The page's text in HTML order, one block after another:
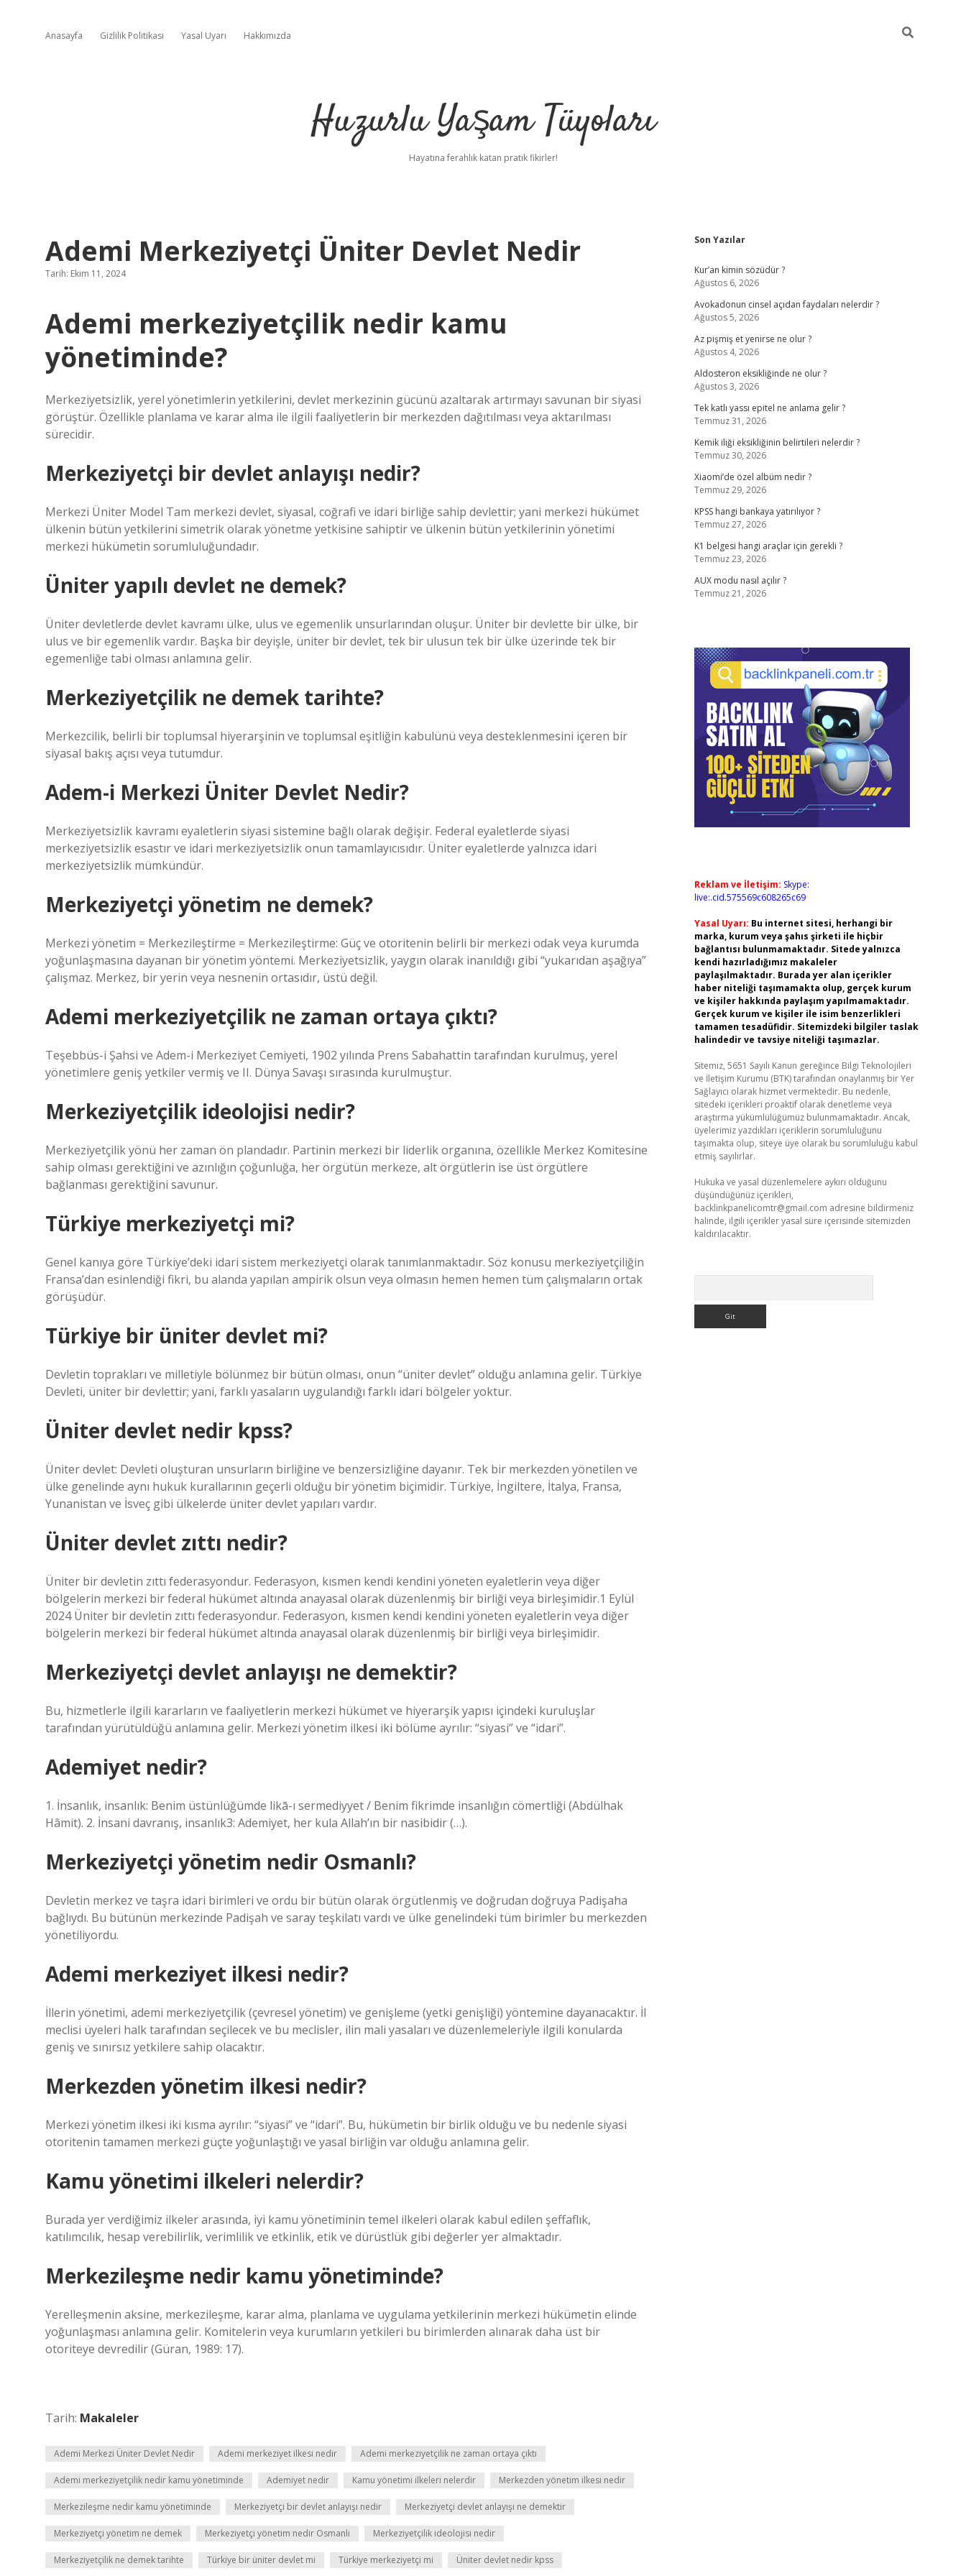
Anasayfa Gizlilik Politikası Yasal Uyarı Hakkımızda
Huzurlu Yaşam Tüyoları
Hayatına ferahlık katan pratik fikirler!
Ademi Merkeziyetçi Üniter Devlet Nedir
Tarih: Ekim 11, 2024
Ademi merkeziyetçilik nedir kamu
yönetiminde?
Merkeziyetsizlik, yerel yönetimlerin yetkilerini, devlet merkezinin gücünü azaltarak artırmayı savunan bir siyasi
görüştür. Özellikle planlama ve karar alma ile ilgili faaliyetlerin bir merkezden dağıtılması veya aktarılması
sürecidir.
Merkeziyetçi bir devlet anlayışı nedir?
Merkezi Üniter Model Tam merkezi devlet, siyasal, coğrafi ve idari birliğe sahip devlettir; yani merkezi hükümet
ülkenin bütün yetkilerini simetrik olarak yönetme yetkisine sahiptir ve ülkenin bütün yetkilerinin yönetimi
merkezi hükümetin sorumluluğundadır.
Üniter yapılı devlet ne demek?
Üniter devletlerde devlet kavramı ülke, ulus ve egemenlik unsurlarından oluşur. Üniter bir devlette bir ülke, bir
ulus ve bir egemenlik vardır. Başka bir deyişle, üniter bir devlet, tek bir ulusun tek bir ülke üzerinde tek bir
egemenliğe tabi olması anlamına gelir.
Merkeziyetçilik ne demek tarihte?
Merkezcilik, belirli bir toplumsal hiyerarşinin ve toplumsal eşitliğin kabulünü veya desteklenmesini içeren bir
siyasal bakış açısı veya tutumdur.
Adem-i Merkezi Üniter Devlet Nedir?
Merkeziyetsizlik kavramı eyaletlerin siyasi sistemine bağlı olarak değişir. Federal eyaletlerde siyasi
merkeziyetsizlik esastır ve idari merkeziyetsizlik onun tamamlayıcısıdır. Üniter eyaletlerde yalnızca idari
merkeziyetsizlik mümkündür.
Merkeziyetçi yönetim ne demek?
Merkezi yönetim = Merkezileştirme = Merkezileştirme: Güç ve otoritenin belirli bir merkezi odak veya kurumda
yoğunlaşmasına dayanan bir yönetim yöntemi. Merkeziyetsizlik, yaygın olarak inanıldığı gibi “yukarıdan aşağıya”
çalışmaz. Merkez, bir yerin veya nesnenin ortasıdır, üstü değil.
Ademi merkeziyetçilik ne zaman ortaya çıktı?
Teşebbüs-i Şahsi ve Adem-i Merkeziyet Cemiyeti, 1902 yılında Prens Sabahattin tarafından kurulmuş, yerel
yönetimlere geniş yetkiler vermiş ve II. Dünya Savaşı sırasında kurulmuştur.
Merkeziyetçilik ideolojisi nedir?
Merkeziyetçilik yönü her zaman ön plandadır. Partinin merkezi bir liderlik organına, özellikle Merkez Komitesine
sahip olması gerektiğini ve azınlığın çoğunluğa, her örgütün merkeze, alt örgütlerin ise üst örgütlere
bağlanması gerektiğini savunur.
Türkiye merkeziyetçi mi?
Genel kanıya göre Türkiye’deki idari sistem merkeziyetçi olarak tanımlanmaktadır. Söz konusu merkeziyetçiliğin
Fransa’dan esinlendiği fikri, bu alanda yapılan ampirik olsun veya olmasın hemen hemen tüm çalışmaların ortak
görüşüdür.
Türkiye bir üniter devlet mi?
Devletin toprakları ve milletiyle bölünmez bir bütün olması, onun “üniter devlet” olduğu anlamına gelir. Türkiye
Devleti, üniter bir devlettir; yani, farklı yasaların uygulandığı farklı idari bölgeler yoktur.
Üniter devlet nedir kpss?
Üniter devlet: Devleti oluşturan unsurların birliğine ve benzersizliğine dayanır. Tek bir merkezden yönetilen ve
ülke genelinde aynı hukuk kurallarının geçerli olduğu bir yönetim biçimidir. Türkiye, İngiltere, İtalya, Fransa,
Yunanistan ve İsveç gibi ülkelerde üniter devlet yapıları vardır.
Üniter devlet zıttı nedir?
Üniter bir devletin zıttı federasyondur. Federasyon, kısmen kendi kendini yöneten eyaletlerin veya diğer
bölgelerin merkezi bir federal hükümet altında anayasal olarak düzenlenmiş bir birliği veya birleşimidir.1 Eylül
2024 Üniter bir devletin zıttı federasyondur. Federasyon, kısmen kendi kendini yöneten eyaletlerin veya diğer
bölgelerin merkezi bir federal hükümet altında anayasal olarak düzenlenmiş bir birliği veya birleşimidir.
Merkeziyetçi devlet anlayışı ne demektir?
Bu, hizmetlerle ilgili kararların ve faaliyetlerin merkezi hükümet ve hiyerarşik yapısı içindeki kuruluşlar
tarafından yürütüldüğü anlamına gelir. Merkezi yönetim ilkesi iki bölüme ayrılır: “siyasi” ve “idari”.
Ademiyet nedir?
1. İnsanlık, insanlık: Benim üstünlüğümde likā-ı sermediyyet / Benim fikrimde insanlığın cömertliği (Abdülhak
Hâmit). 2. İnsani davranış, insanlık3: Ademiyet, her kula Allah’ın bir nasibidir (…).
Merkeziyetçi yönetim nedir Osmanlı?
Devletin merkez ve taşra idari birimleri ve ordu bir bütün olarak örgütlenmiş ve doğrudan doğruya Padişaha
bağlıydı. Bu bütünün merkezinde Padişah ve saray teşkilatı vardı ve ülke genelindeki tüm birimler bu merkezden
yönetiliyordu.
Ademi merkeziyet ilkesi nedir?
İllerin yönetimi, ademi merkeziyetçilik (çevresel yönetim) ve genişleme (yetki genişliği) yöntemine dayanacaktır. İl
meclisi üyeleri halk tarafından seçilecek ve bu meclisler, ilin mali yasaları ve düzenlemeleriyle ilgili konularda
geniş ve sınırsız yetkilere sahip olacaktır.
Merkezden yönetim ilkesi nedir?
Merkezi yönetim ilkesi iki kısma ayrılır: “siyasi” ve “idari”. Bu, hükümetin bir birlik olduğu ve bu nedenle siyasi
otoritenin tamamen merkezi güçte yoğunlaştığı ve yasal birliğin var olduğu anlamına gelir.
Kamu yönetimi ilkeleri nelerdir?
Burada yer verdiğimiz ilkeler arasında, iyi kamu yönetiminin temel ilkeleri olarak kabul edilen şeffaflık,
katılımcılık, hesap verebilirlik, verimlilik ve etkinlik, etik ve dürüstlük gibi değerler yer almaktadır.
Merkezileşme nedir kamu yönetiminde?
Yerelleşmenin aksine, merkezileşme, karar alma, planlama ve uygulama yetkilerinin merkezi hükümetin elinde
yoğunlaşması anlamına gelir. Komitelerin veya kurumların yetkileri bu birimlerden alınarak daha üst bir
otoriteye devredilir (Güran, 1989: 17).
Tarih: Makaleler
Ademi Merkezi Üniter Devlet Nedir Ademi merkeziyet ilkesi nedir Ademi merkeziyetçilik ne zaman ortaya çıktı
Ademi merkeziyetçilik nedir kamu yönetiminde Ademiyet nedir Kamu yönetimi ilkeleri nelerdir Merkezden yönetim ilkesi nedir
Merkezileşme nedir kamu yönetiminde Merkeziyetçi bir devlet anlayışı nedir Merkeziyetçi devlet anlayışı ne demektir
Merkeziyetçi yönetim ne demek Merkeziyetçi yönetim nedir Osmanlı Merkeziyetçilik ideolojisi nedir
Merkeziyetçilik ne demek tarihte Türkiye bir üniter devlet mi Türkiye merkeziyetçi mi Üniter devlet nedir kpss
Sidebar
Son Yazılar
Kur’an kimin sözüdür ?
Ağustos 6, 2026
Avokadonun cinsel açıdan faydaları nelerdir ?
Ağustos 5, 2026
Az pişmiş et yenirse ne olur ?
Ağustos 4, 2026
Aldosteron eksikliğinde ne olur ?
Ağustos 3, 2026
Tek katlı yassı epitel ne anlama gelir ?
Temmuz 31, 2026
Kemik iliği eksikliğinin belirtileri nelerdir ?
Temmuz 30, 2026
Xiaomi’de özel albüm nedir ?
Temmuz 29, 2026
KPSS hangi bankaya yatırılıyor ?
Temmuz 27, 2026
K1 belgesi hangi araçlar için gerekli ?
Temmuz 23, 2026
AUX modu nasıl açılır ?
Temmuz 21, 2026
Reklam ve İletişim: Skype:
live:.cid.575569c608265c69
Yasal Uyarı: Bu internet sitesi, herhangi bir
marka, kurum veya şahıs şirketi ile hiçbir
bağlantısı bulunmamaktadır. Sitede yalnızca
kendi hazırladığımız makaleler
paylaşılmaktadır. Burada yer alan içerikler
haber niteliği taşımamakta olup, gerçek kurum
ve kişiler hakkında paylaşım yapılmamaktadır.
Gerçek kurum ve kişiler ile isim benzerlikleri
tamamen tesadüfidir. Sitemizdeki bilgiler taslak
halindedir ve tavsiye niteliği taşımazlar.
Sitemiz, 5651 Sayılı Kanun gereğince Bilgi Teknolojileri
ve İletişim Kurumu (BTK) tarafından onaylanmış bir Yer
Sağlayıcı olarak hizmet vermektedir. Bu nedenle,
sitedeki içerikleri proaktif olarak denetleme veya
araştırma yükümlülüğümüz bulunmamaktadır. Ancak,
üyelerimiz yazdıkları içeriklerin sorumluluğunu
taşımakta olup, siteye üye olarak bu sorumluluğu kabul
etmiş sayılırlar.
Hukuka ve yasal düzenlemelere aykırı olduğunu
düşündüğünüz içerikleri,
backlinkpanelicomtr@gmail.com adresine bildirmeniz
halinde, ilgili içerikler yasal süre içerisinde sitemizden
kaldırılacaktır.